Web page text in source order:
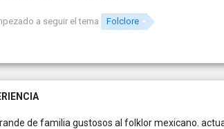
a seguir el tema Folclore
de familia gustosos al folklor mexicano.